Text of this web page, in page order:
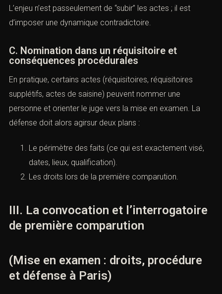
L’enjeu n’est passeulement de “subir” les actes ; il est
d’imposer une dynamique contradictoire.
C. Nomination dans un réquisitoire et
conséquences procédurales
En pratique, certains actes (réquisitoires, réquisitoires
supplétifs, actes de saisine) peuvent nommer une
personne et orienter le juge vers la mise en examen. La
défense doit alors agirsur deux plans :
Le périmètre des faits (ce qui est exactement visé,
dates, lieux, qualification).
Les droits lors de la première comparution.
III. La convocation et l’interrogatoire
de première comparution
(Mise en examen : droits, procédure
et défense à Paris)